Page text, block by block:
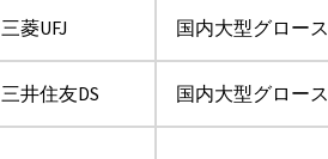
三菱UFJ 国内大型グロース
三井住友DS 国内大型グロース